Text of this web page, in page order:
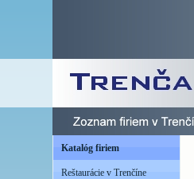
Katalóg firiem
Reštaurácie v Trenčíne